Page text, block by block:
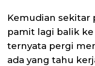
Kemudian sekitar
pamit lagi balik
ternyata pergi
ada yang tahu